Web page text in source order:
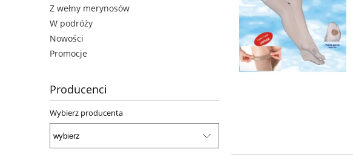
Z wełny merynosów
W podróży
Nowości
Promocje
Producenci
Wybierz producenta